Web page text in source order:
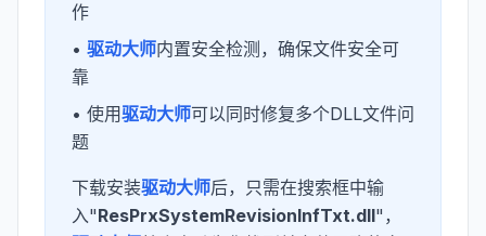
作
• 驱动大师内置安全检测，确保文件安全可
靠
• 使用驱动大师可以同时修复多个DLL文件问
题
下载安装驱动大师后，只需在搜索框中输
入"ResPrxSystemRevisionInfTxt.dll"，